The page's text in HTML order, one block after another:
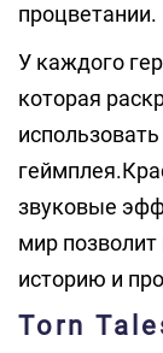
процветании.
У каждого
которая
звуковые
мир позволит
историю и
Torn